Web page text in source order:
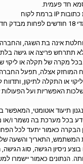
חד פעמית.
3.3. החברה תקיים מדי 18 חודשים לפחות
אינה בת השגה, והחברה
תתרחש פריצה או גישה
מקרה של תקלה או ליקוי
המוחזק אצלה, תפעל
או התקלה לתיקון, ותדווח
האפשריות ועל הפעולות
תיעוד אוטומטי, המאפשר
בכל מערכת בה נשמר ו/או
הבקרה כאמור יתעד לכל
המשתמש, התאריך והשעה של
ניסיון הגישה, סוג